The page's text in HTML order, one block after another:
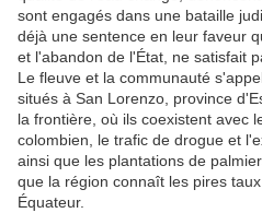
sont engagés dans une bataille
déjà une sentence en leur faveur
et l'abandon de l'État, ne satisfait
Le fleuve et la communauté
situés à San Lorenzo, province
la frontière, où ils coexistent avec
colombien, le trafic de drogue et
ainsi que les plantations de
que la région connaît les pires
Équateur.